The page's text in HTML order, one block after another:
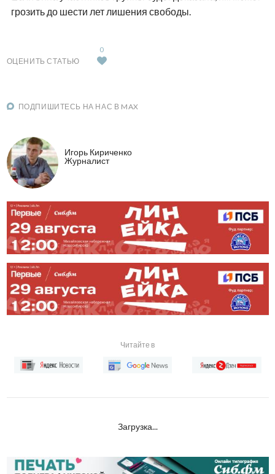
грозить до шести лет лишения свободы.
ОЦЕНИТЬ СТАТЬЮ
0
ПОДПИШИТЕСЬ НА НАС В MAX
Игорь Кириченко
Журналист
Читайте в
Загрузка...